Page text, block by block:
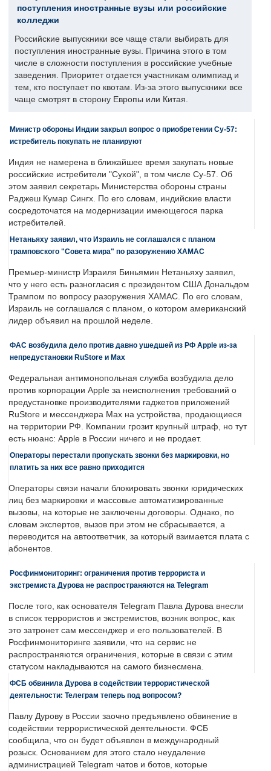
поступления иностранные вузы или российские
колледжи
Российские выпускники все чаще стали выбирать для
поступления иностранные вузы. Причина этого в том
числе в сложности поступления в российские учебные
заведения. Приоритет отдается участникам олимпиад и
тем, кто поступает по квотам. Из-за этого выпускники все
чаще смотрят в сторону Европы или Китая.
Министр обороны Индии закрыл вопрос о приобретении Су-57:
истребитель покупать не планируют
Индия не намерена в ближайшее время закупать новые
российские истребители "Сухой", в том числе Су-57. Об
этом заявил секретарь Министерства обороны страны
Раджеш Кумар Сингх. По его словам, индийские власти
сосредоточатся на модернизации имеющегося парка
истребителей.
Нетаньяху заявил, что Израиль не соглашался с планом
трамповского "Совета мира" по разоружению ХАМАС
Премьер-министр Израиля Биньямин Нетаньяху заявил,
что у него есть разногласия с президентом США Дональдом
Трампом по вопросу разоружения ХАМАС. По его словам,
Израиль не соглашался с планом, о котором американский
лидер объявил на прошлой неделе.
ФАС возбудила дело против давно ушедшей из РФ Apple из-за
непредустановки RuStore и Max
Федеральная антимонопольная служба возбудила дело
против корпорации Apple за неисполнения требований о
предустановке производителями гаджетов приложений
RuStore и мессенджера Max на устройства, продающиеся
на территории РФ. Компании грозит крупный штраф, но тут
есть нюанс: Apple в России ничего и не продает.
Операторы перестали пропускать звонки без маркировки, но
платить за них все равно приходится
Операторы связи начали блокировать звонки юридических
лиц без маркировки и массовые автоматизированные
вызовы, на которые не заключены договоры. Однако, по
словам экспертов, вызов при этом не сбрасывается, а
переводится на автоответчик, за который взимается плата с
абонентов.
Росфинмониторинг: ограничения против террориста и
экстремиста Дурова не распространяются на Telegram
После того, как основателя Telegram Павла Дурова внесли
в список террористов и экстремистов, возник вопрос, как
это затронет сам мессенджер и его пользователей. В
Росфинмониторинге заявили, что на сервис не
распространяются ограничения, которые в связи с этим
статусом накладываются на самого бизнесмена.
ФСБ обвинила Дурова в содействии террористической
деятельности: Телеграм теперь под вопросом?
Павлу Дурову в России заочно предъявлено обвинение в
содействии террористической деятельности. ФСБ
сообщила, что он будет объявлен в международный
розыск. Основанием для этого стало неудаление
администрацией Telegram чатов и ботов, которые